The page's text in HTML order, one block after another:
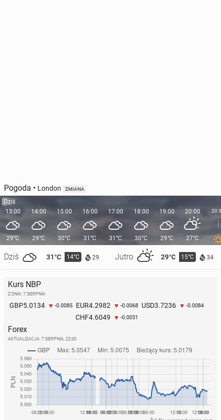
Pogoda • London ZMIANA
Dziś
13:00
29°C
Dziś 31°C 14°C 29 Jutro 29°C 15°C 34
14:00
29°C
15:00
30°C
16:00
31°C
17:00
31°C
18:00
30°C
19:00
29°C
20:00
27°C
Kurs NBP
Z DNIA: 7 SIERPNIA
GBP5.0134 -0.0085 EUR4.2982 -0.0068 USD3.7236 -0.0084
CHF4.6049 -0.0031
Forex
AKTUALIZACJA: 7 SIERPNIA, 22:00